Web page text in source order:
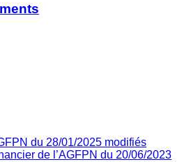
du 28/01/2025 modifiés
de l’AGFPN du 20/06/2023